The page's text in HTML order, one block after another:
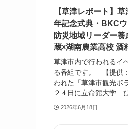
【草津レポート】
年記念式典・BKC
防災地域リーダー
蔵×湖南農業高校 酒
草津市内で行われるイ
る番組です。 【提供
われた「草津市観光ボ
２４日に立命館大学
2026年6月18日